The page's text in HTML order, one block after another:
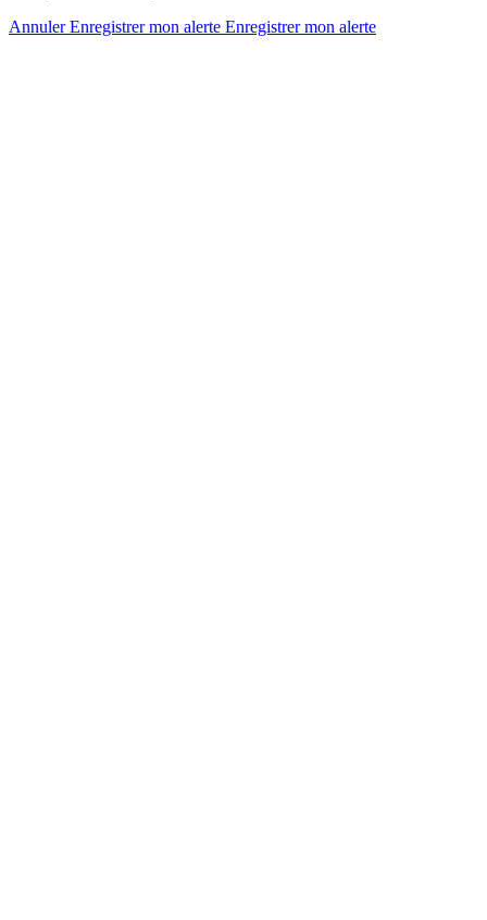
AnnulerEnregistrer mon alerte Enregistrermon alerte